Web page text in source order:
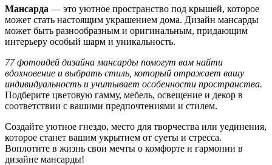
Мансарда — это уютное пространство под крышей, которое
может стать настоящим украшением дома. Дизайн мансарды
может быть разнообразным и оригинальным, придающим
интерьеру особый шарм и уникальность.
77 фотоидей дизайна мансарды помогут вам найти
вдохновение и выбрать стиль, который отражает вашу
индивидуальность и учитывает особенности пространства.
Подберите цветовую гамму, мебель, освещение и декор в
соответствии с вашими предпочтениями и стилем.
Создайте уютное гнездо, место для творчества или уединения,
которое станет вашим укрытием от суеты и стресса.
Воплотите в жизнь свои мечты о комфорте и гармонии в
дизайне мансарды!